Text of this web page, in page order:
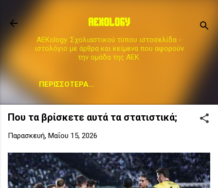
AEKOLOGY
AEKology. Σχολιαστικού τύπου ιστοσελίδα -
ιστολόγιο με άρθρα και κείμενα που αφορούν
την ομάδα της ΑΕΚ.
ΠΕΡΙΣΣΌΤΕΡΑ…
Που τα βρίσκετε αυτά τα στατιστικά;
Παρασκευή, Μαΐου 15, 2026